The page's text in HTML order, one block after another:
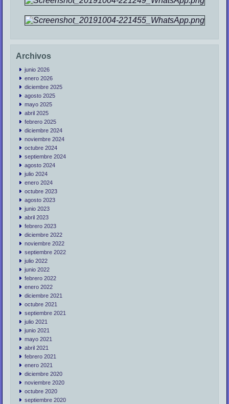
Archivos
junio 2026
enero 2026
diciembre 2025
agosto 2025
mayo 2025
abril 2025
febrero 2025
diciembre 2024
noviembre 2024
octubre 2024
septiembre 2024
agosto 2024
julio 2024
enero 2024
octubre 2023
agosto 2023
junio 2023
abril 2023
febrero 2023
diciembre 2022
noviembre 2022
septiembre 2022
julio 2022
junio 2022
febrero 2022
enero 2022
diciembre 2021
octubre 2021
septiembre 2021
julio 2021
junio 2021
mayo 2021
abril 2021
febrero 2021
enero 2021
diciembre 2020
noviembre 2020
octubre 2020
septiembre 2020